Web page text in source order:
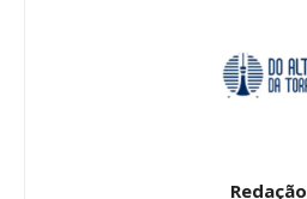
Redação